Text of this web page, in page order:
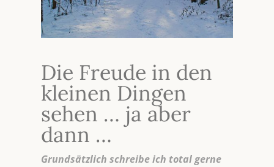
Die Freude in den
kleinen Dingen
sehen … ja aber
dann …
Grundsätzlich schreibe ich total gerne